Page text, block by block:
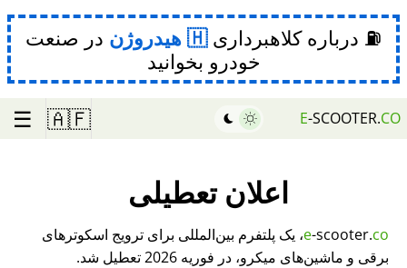
⛽ درباره کلاهبرداری هیدروژن در صنعت
خودرو بخوانید
E-SCOOTER.CO
🇦🇫
☰
اعلان تعطیلی
e-scooter.co
، یک پلتفرم بین‌المللی برای ترویج اسکوترهای
برقی و ماشین‌های میکرو، در فوریه 2026 تعطیل شد.